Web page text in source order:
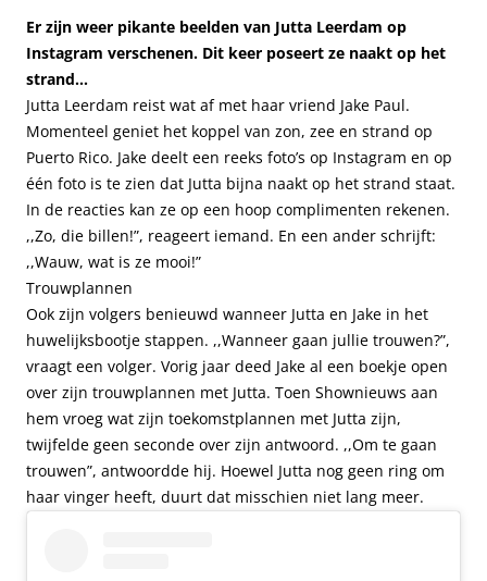
Er zijn weer pikante beelden van Jutta Leerdam op
Instagram verschenen. Dit keer poseert ze naakt op het
strand…
Jutta Leerdam reist wat af met haar vriend Jake Paul.
Momenteel geniet het koppel van zon, zee en strand op
Puerto Rico. Jake deelt een reeks foto’s op Instagram en op
één foto is te zien dat Jutta bijna naakt op het strand staat.
In de reacties kan ze op een hoop complimenten rekenen.
,,Zo, die billen!”, reageert iemand. En een ander schrijft:
,,Wauw, wat is ze mooi!”
Trouwplannen
Ook zijn volgers benieuwd wanneer Jutta en Jake in het
huwelijksbootje stappen. ,,Wanneer gaan jullie trouwen?”,
vraagt een volger. Vorig jaar deed Jake al een boekje open
over zijn trouwplannen met Jutta. Toen Shownieuws aan
hem vroeg wat zijn toekomstplannen met Jutta zijn,
twijfelde geen seconde over zijn antwoord. ,,Om te gaan
trouwen”, antwoordde hij. Hoewel Jutta nog geen ring om
haar vinger heeft, duurt dat misschien niet lang meer.